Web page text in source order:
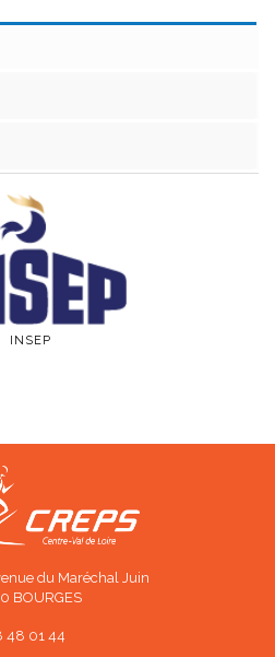
INSEP
du Maréchal Juin
BOURGES
48 01 44